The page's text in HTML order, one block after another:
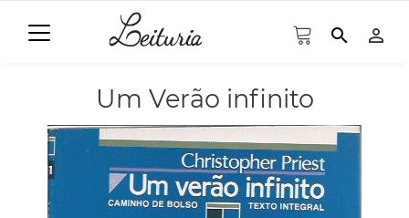
search person_outline
Um Verão infinito